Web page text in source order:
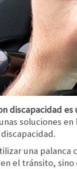
discapacidad
soluciones
una
el tránsito, sino